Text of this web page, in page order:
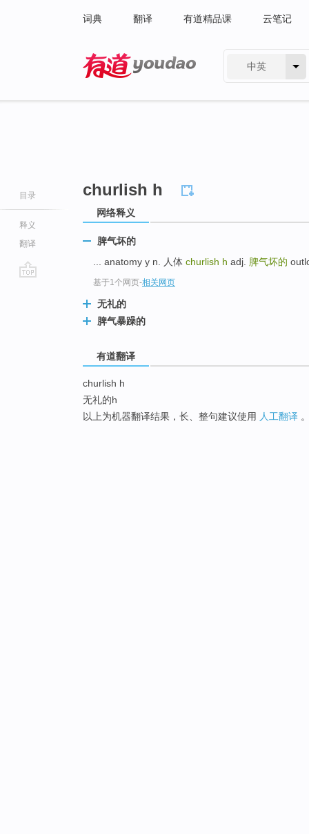
词典 翻译 有道精品课 云笔记
中英
目录
释义
翻译
churlish h
网络释义
脾气坏的
... anatomy y n. 人体 churlish h adj. 脾气坏的
基于1个网页-相关网页
无礼的
脾气暴躁的
有道翻译
churlish h
无礼的h
以上为机器翻译结果，长、整句建议使用 人工翻译